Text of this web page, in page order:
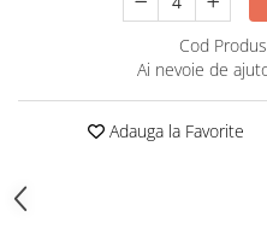
Cod
Ai nevoie de
Adauga la Favorite